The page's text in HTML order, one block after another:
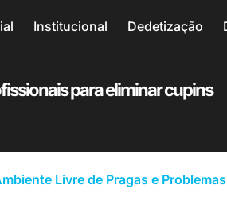
Institucional Dedetização
para eliminar cupins
Livre de Pragas e Problemas